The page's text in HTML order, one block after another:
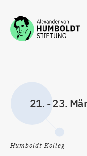
Zum Inhalt springen
21. -23.
Humboldt-Kolleg